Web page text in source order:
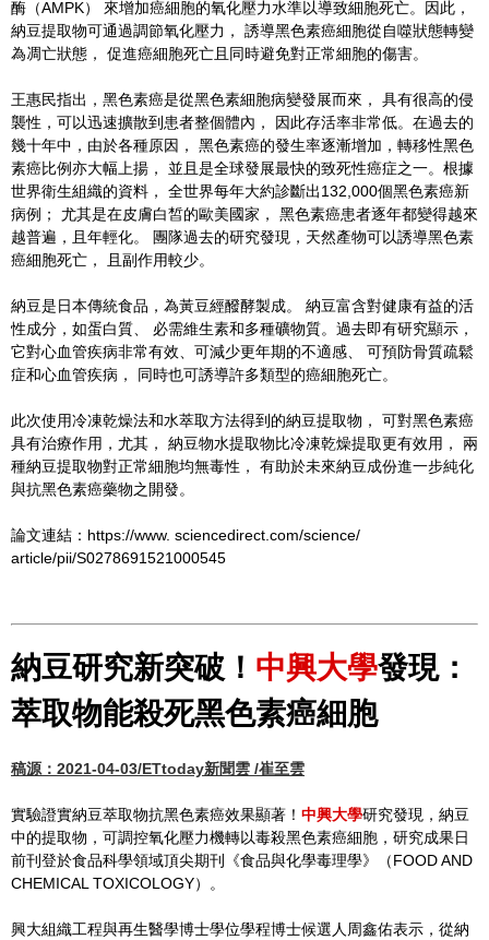
酶（AMPK） 來增加癌細胞的氧化壓力水準以導致細胞死亡。因此，
納豆提取物可通過調節氧化壓力， 誘導黑色素癌細胞從自噬狀態轉變
為凋亡狀態， 促進癌細胞死亡且同時避免對正常細胞的傷害。
王惠民指出，黑色素癌是從黑色素細胞病變發展而來， 具有很高的侵
襲性，可以迅速擴散到患者整個體內， 因此存活率非常低。在過去的
幾十年中，由於各種原因， 黑色素癌的發生率逐漸增加，轉移性黑色
素癌比例亦大幅上揚， 並且是全球發展最快的致死性癌症之一。根據
世界衛生組織的資料， 全世界每年大約診斷出132,000個黑色素癌新
病例； 尤其是在皮膚白皙的歐美國家， 黑色素癌患者逐年都變得越來
越普遍，且年輕化。 團隊過去的研究發現，天然產物可以誘導黑色素
癌細胞死亡， 且副作用較少。
納豆是日本傳統食品，為黃豆經醱酵製成。 納豆富含對健康有益的活
性成分，如蛋白質、 必需維生素和多種礦物質。過去即有研究顯示，
它對心血管疾病非常有效、可減少更年期的不適感、 可預防骨質疏鬆
症和心血管疾病， 同時也可誘導許多類型的癌細胞死亡。
此次使用冷凍乾燥法和水萃取方法得到的納豆提取物， 可對黑色素癌
具有治療作用，尤其， 納豆物水提取物比冷凍乾燥提取更有效用， 兩
種納豆提取物對正常細胞均無毒性， 有助於未來納豆成份進一步純化
與抗黑色素癌藥物之開發。
論文連結：https://www. sciencedirect.com/science/
article/pii/S0278691521000545
納豆研究新突破！ 中興大學發現：
萃取物能殺死黑色素癌細胞
稿源：2021-04-03/ETtoday新聞雲 /崔至雲
實驗證實納豆萃取物抗黑色素癌效果顯著！ 中興大學研究發現，納豆
中的提取物，可調控氧化壓力機轉以毒殺黑色素癌細胞，研究成果日
前刊登於食品科學領域頂尖期刊《食品與化學毒理學》（FOOD AND
CHEMICAL TOXICOLOGY）。
興大組織工程與再生醫學博士學位學程博士候選人周鑫佑表示，從納